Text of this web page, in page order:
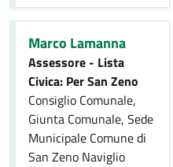
Marco Lamanna
Assessore - Lista
Civica: Per San Zeno
Consiglio Comunale,
Giunta Comunale, Sede
Municipale Comune di
San Zeno Naviglio